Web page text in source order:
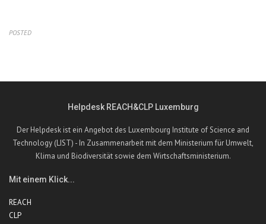
POSTED
Helpdesk REACH&CLP Luxemburg
Der Helpdesk ist ein Angebot des Luxembourg Institute of Science and
Technology (LIST) - In Zusammenarbeit mit dem Ministerium für Umwelt,
Klima und Biodiversität sowie dem Wirtschaftsministerium.
Mit einem Klick...
REACH
CLP